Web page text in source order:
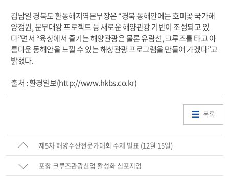
김남일 경북도 환동해지역본부장은 “경북 동해안에는 호미곶 국가해
양정원, 문무대왕 프로젝트 등 새로운 해양관광 기반이 조성되고 있
다”면서 “육상에서 즐기는 해양관광은 물론 유람선, 크루즈를 타고 아
름다운 동해안을 느낄 수 있는 해상관광 프로그램을 만들어 가겠다”고
밝혔다.
출처 : 환경일보(http://www.hkbs.co.kr)
목록
제5차 해양수산전문가대회 주제 발표 (12월 15일)
포항 크루즈관광산업 활성화 심포지엄